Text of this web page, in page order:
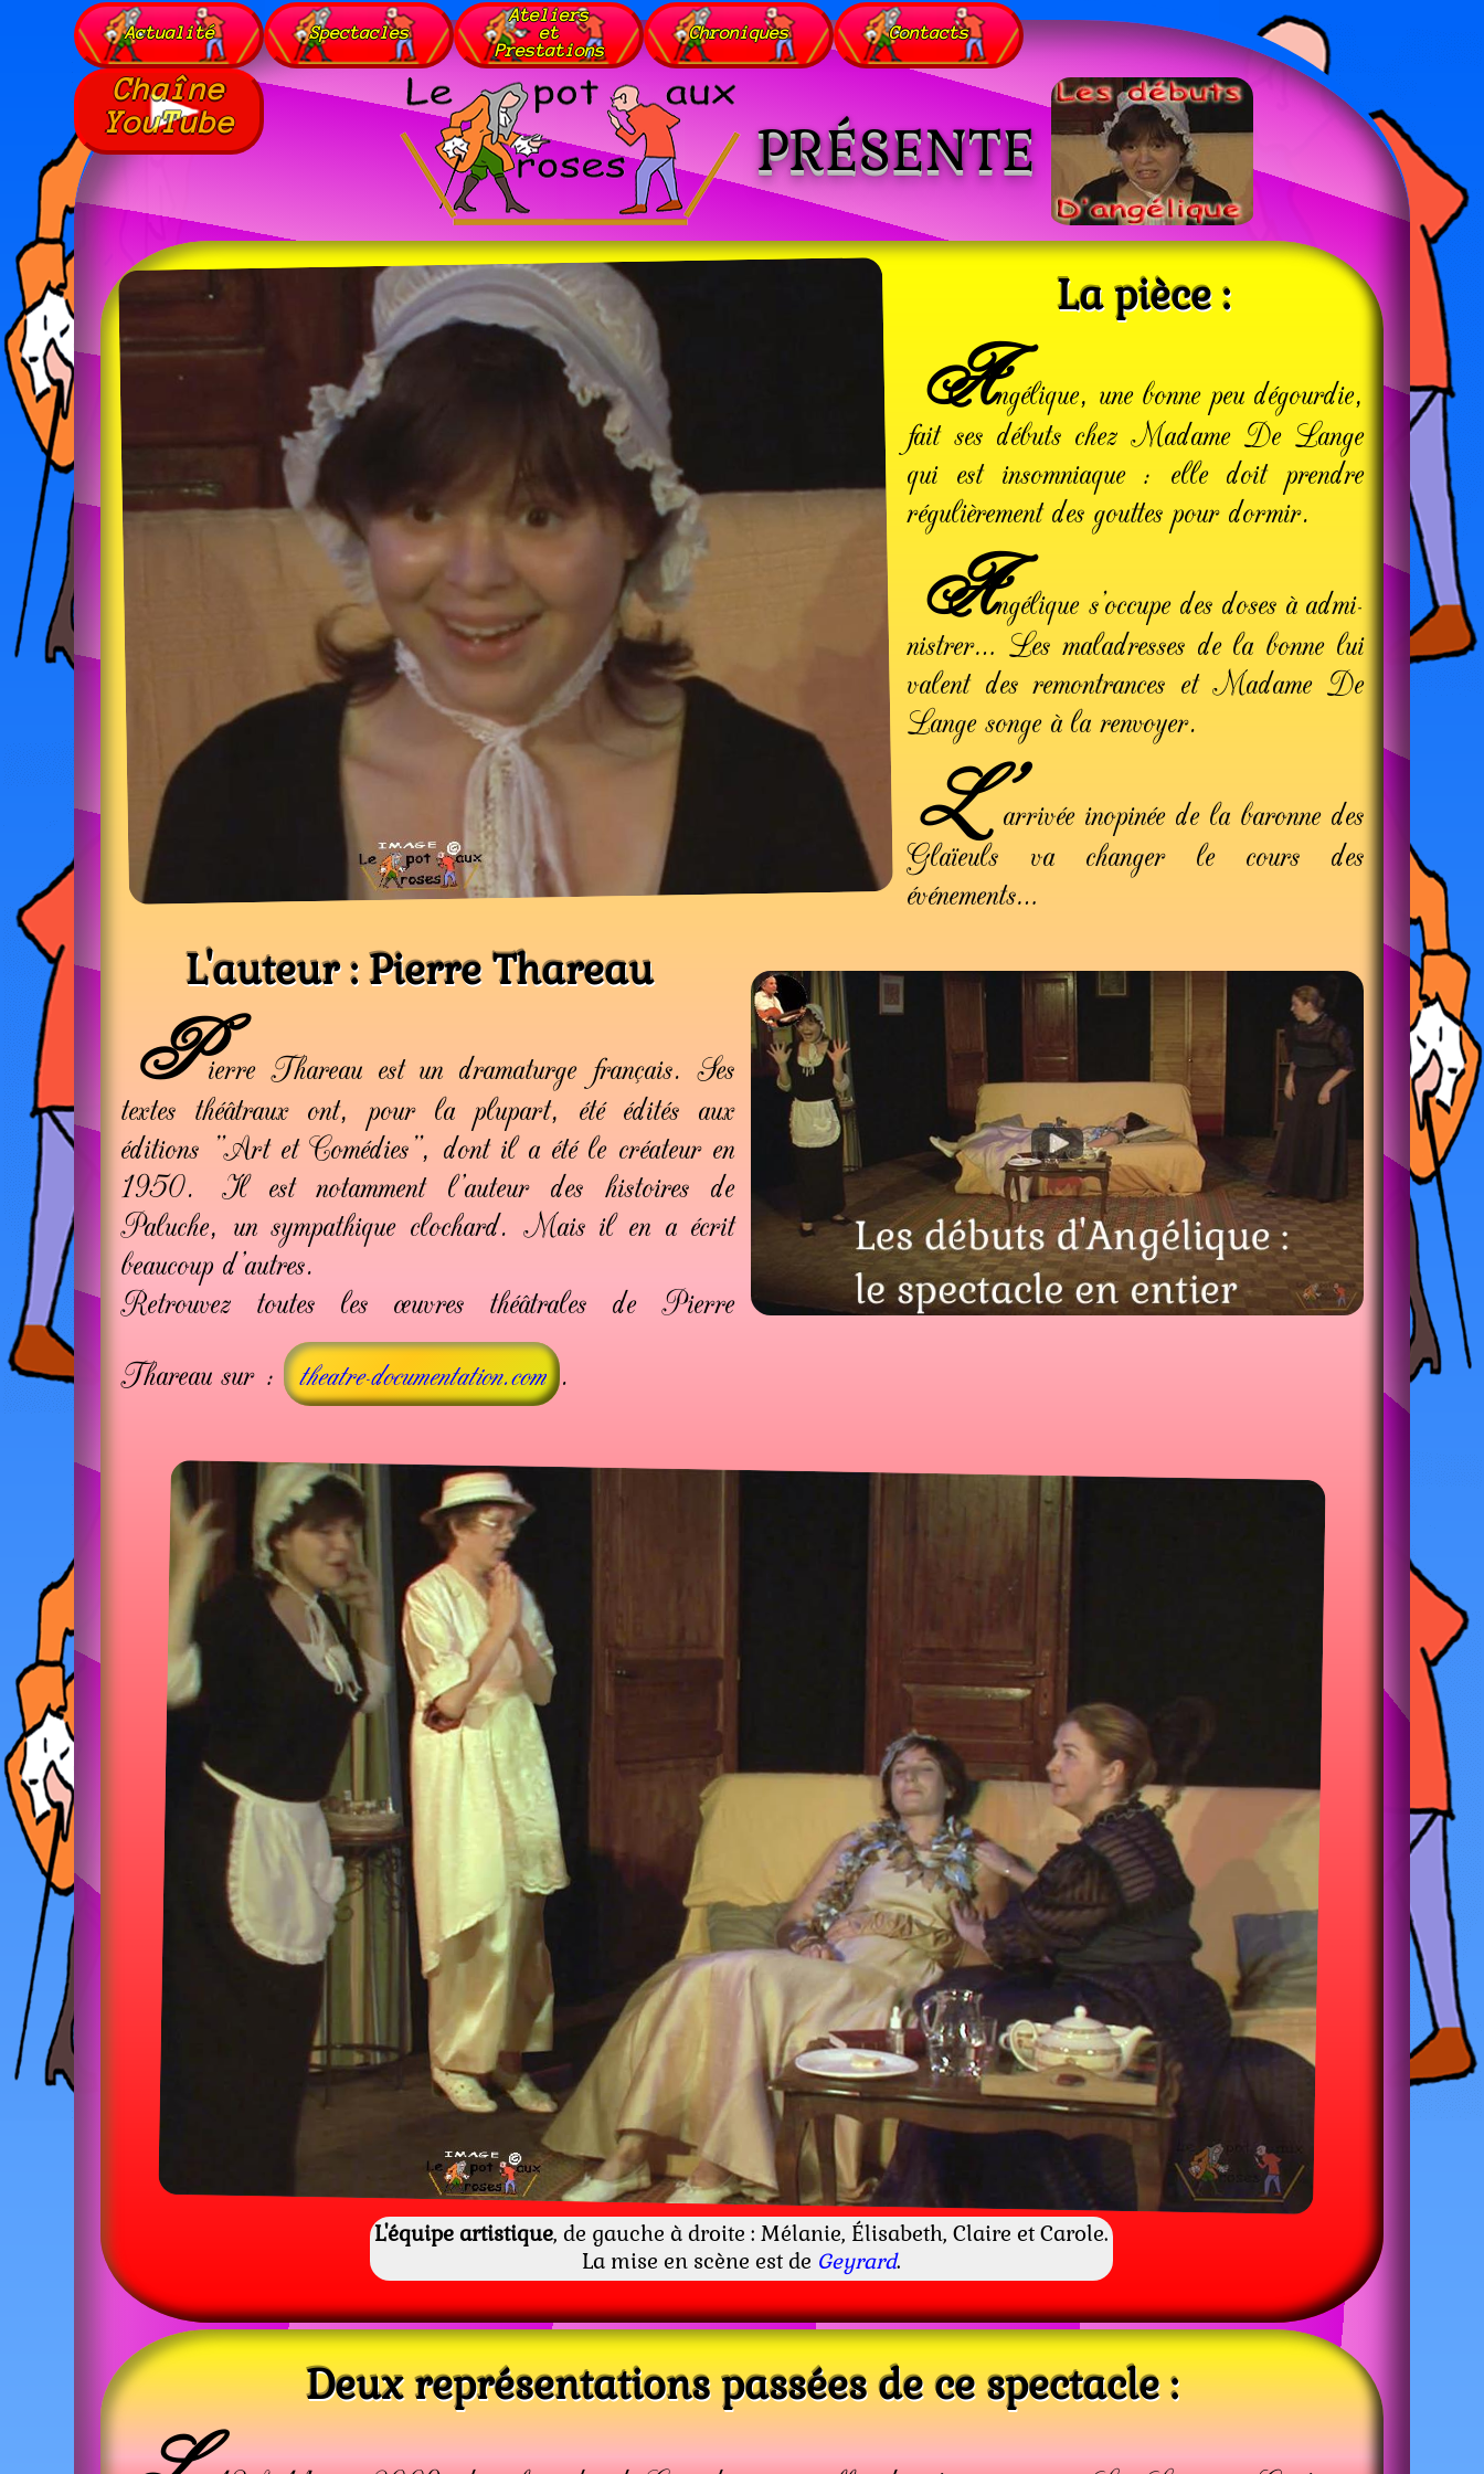
Actualité Spectacles
Ateliers
et
Prestations
Chroniques Contacts
Chaîne
YouTube
PRÉSENTE
La pièce :
Angélique, une bonne peu dégourdie,
fait ses débuts chez Madame De Lange
qui est insom­niaque : elle doit prendre
réguliè­rement des gouttes pour dormir.
Angélique s’occupe des doses à admi­
nistrer… Les maladresses de la bonne lui
valent des remontrances et Madame De
Lange songe à la renvoyer.
L’arrivée inopinée de la baronne des
Glaïeuls va changer le cours des
événements…
L'auteur : Pierre Thareau
Pierre Thareau est un dramaturge français. Ses
textes théâtraux ont, pour la plupart, été édités aux
éditions "Art et Comédies", dont il a été le créateur en
1950. Il est notamment l'auteur des histoires de
Paluche, un sympathique clochard. Mais il en a écrit
beaucoup d'autres.
Retrouvez toutes les œuvres théâtrales de Pierre
Thareau sur : theatre-documentation.com .
L'équipe artistique, de gauche à droite : Mélanie, Élisabeth, Claire et Carole.
La mise en scène est de Geyrard.
Deux représentations passées de ce spectacle :